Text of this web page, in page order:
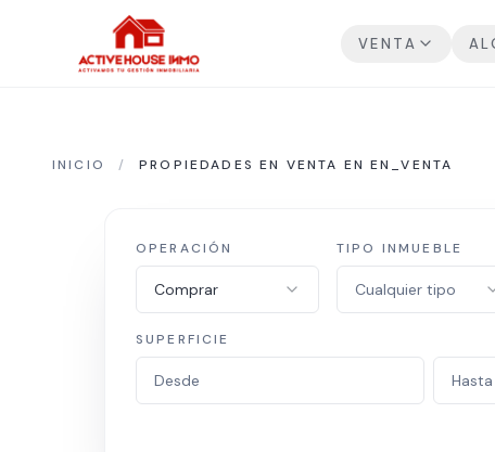
VENTA
INICIO / PROPIEDADES EN VENTA EN EN_VENTA
OPERACIÓN
Comprar
TIPO INMUEBLE
Cualquier tipo
SUPERFICIE